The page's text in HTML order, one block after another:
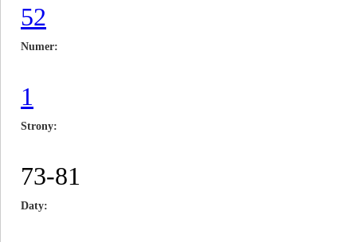
52
Numer
1
Strony
73-81
Daty